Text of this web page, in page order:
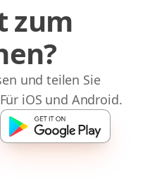
zum
und teilen Sie
iOS und Android.